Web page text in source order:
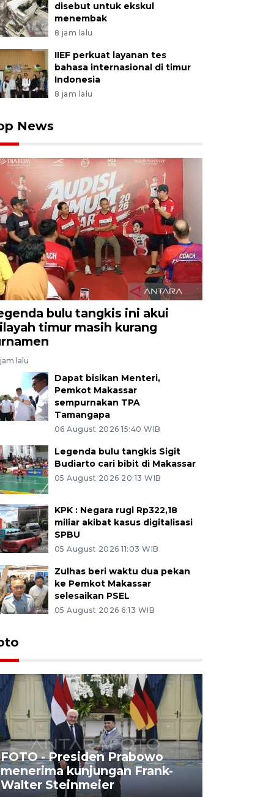
disebut untuk ekskul
menembak
8 jam lalu
IIEF perkuat layanan tes
bahasa internasional di timur
Indonesia
8 jam lalu
News
bulu tangkis ini akui
timur masih kurang
lalu
Dapat bisikan Menteri,
Pemkot Makassar
sempurnakan TPA
Tamangapa
06 August 2026 15:40 WIB
Legenda bulu tangkis Sigit
Budiarto cari bibit di Makassar
05 August 2026 20:13 WIB
KPK : Negara rugi Rp322,18
miliar akibat kasus digitalisasi
SPBU
05 August 2026 11:03 WIB
Zulhas beri waktu dua pekan
ke Pemkot Makassar
selesaikan PSEL
05 August 2026 6:13 WIB
FOTO - Presiden Prabowo
menerima kunjungan Frank-
Walter Steinmeier